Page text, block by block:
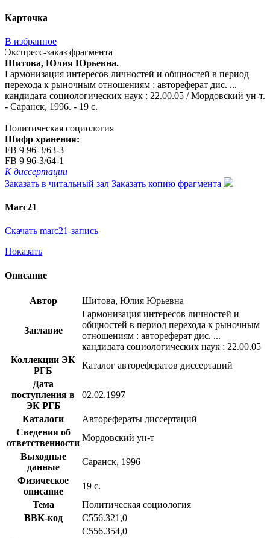
Карточка
В избранное
Экспресс-заказ фрагмента
Шитова, Юлия Юрьевна.
Гармонизация интересов личностей и общностей в период
перехода к рыночным отношениям : автореферат дис. ...
кандидата социологических наук : 22.00.05 / Мордовский ун-т.
- Саранск, 1996. - 19 с.
Политическая социология
Шифр хранения:
FB 9 96-3/63-3
FB 9 96-3/64-1
К диссертации
Заказать в читальный зал Заказать копию фрагмента
Marc21
Скачать marc21-запись
Показать
Описание
Автор Шитова, Юлия Юрьевна
Заглавие
Гармонизация интересов личностей и
общностей в период перехода к рыночным
отношениям : автореферат дис. ...
кандидата социологических наук : 22.00.05
Коллекции ЭК
РГБ
Каталог авторефератов диссертаций
Дата
поступления в
ЭК РГБ
02.02.1997
Каталоги
Авторефераты диссертаций
Сведения об
ответственности
Мордовский ун-т
Выходные
данные
Саранск, 1996
Физическое
описание
19 с.
Тема
Политическая социология
BBK-код
С556.321,0
С556.354,0